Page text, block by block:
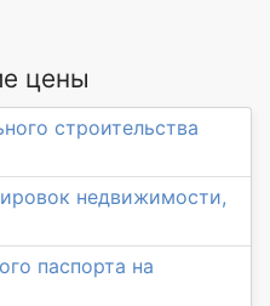
цены
строительства
недвижимости,
паспорта на